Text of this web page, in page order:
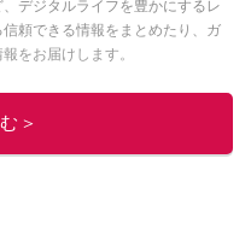
デジタルライフを豊かにするレ
頼できる情報をまとめたり、ガ
をお届けします。
オシストの他の記事を読む
＞